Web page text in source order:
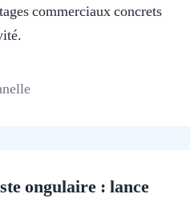
commerciaux concrets
ongulaire : lance